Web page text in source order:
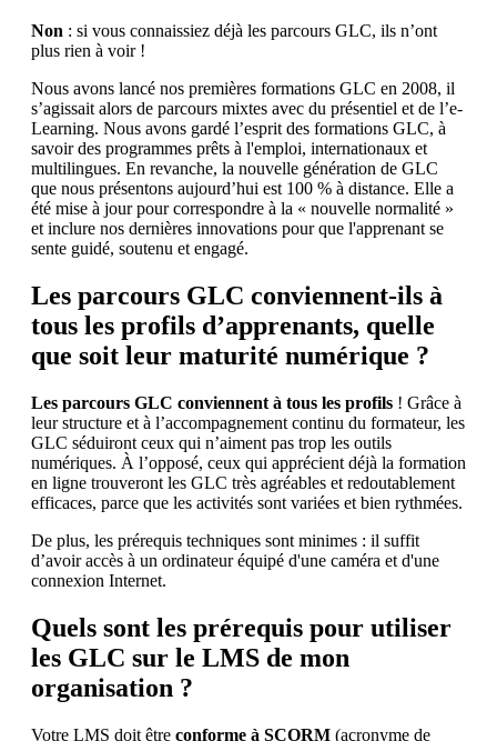
Non : si vous connaissiez déjà les parcours GLC, ils n’ont
plus rien à voir !
Nous avons lancé nos premières formations GLC en 2008, il
s’agissait alors de parcours mixtes avec du présentiel et de l’e-
Learning. Nous avons gardé l’esprit des formations GLC, à
savoir des programmes prêts à l'emploi, internationaux et
multilingues. En revanche, la nouvelle génération de GLC
que nous présentons aujourd’hui est 100 % à distance. Elle a
été mise à jour pour correspondre à la « nouvelle normalité »
et inclure nos dernières innovations pour que l'apprenant se
sente guidé, soutenu et engagé.
Les parcours GLC conviennent-ils à
tous les profils d’apprenants, quelle
que soit leur maturité numérique ?
Les parcours GLC conviennent à tous les profils ! Grâce à
leur structure et à l’accompagnement continu du formateur, les
GLC séduiront ceux qui n’aiment pas trop les outils
numériques. À l’opposé, ceux qui apprécient déjà la formation
en ligne trouveront les GLC très agréables et redoutablement
efficaces, parce que les activités sont variées et bien rythmées.
De plus, les prérequis techniques sont minimes : il suffit
d’avoir accès à un ordinateur équipé d'une caméra et d'une
connexion Internet.
Quels sont les prérequis pour utiliser
les GLC sur le LMS de mon
organisation ?
Votre LMS doit être conforme à SCORM (acronyme de